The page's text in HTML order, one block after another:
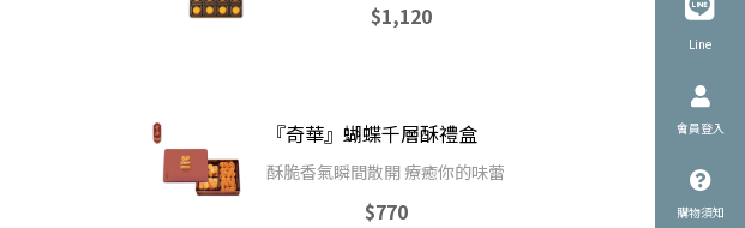
$1,120
『奇華』蝴蝶千層酥禮盒
酥脆香氣瞬間散開 療癒你的味蕾
$770
Line
會員登入
購物須知